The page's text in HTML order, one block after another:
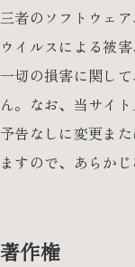
三者のソフトウェ
ウイルスによる被
一切の損害に関し
ん。なお、当サイ
予告なしに変更ま
ますので、あらか
著作権